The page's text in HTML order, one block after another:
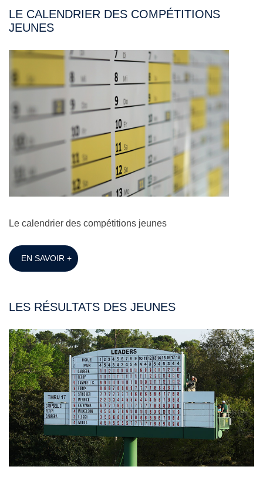
LE CALENDRIER DES COMPÉTITIONS
JEUNES
Le calendrier des compétitions jeunes
EN SAVOIR +
LES RÉSULTATS DES JEUNES